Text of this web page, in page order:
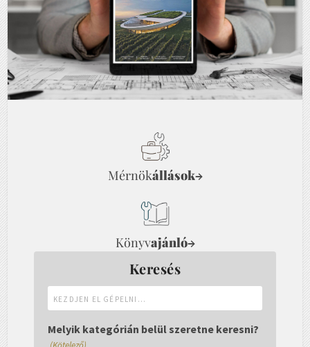
Mérnökállások→
Könyvajánló→
Keresés
el
gépelni...
Melyik kategórián belül szeretne keresni?